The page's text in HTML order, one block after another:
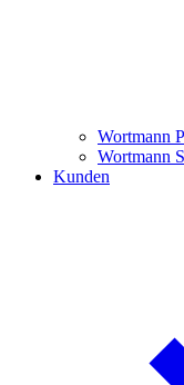
Wortmann
Wortmann
Kunden